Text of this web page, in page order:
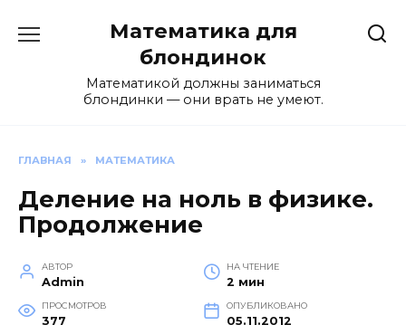
Математика для
блондинок
Математикой должны заниматься
блондинки — они врать не умеют.
ГЛАВНАЯ » МАТЕМАТИКА
Деление на ноль в физике.
Продолжение
АВТОР
Admin
НА ЧТЕНИЕ
2 мин
ПРОСМОТРОВ
377
ОПУБЛИКОВАНО
05.11.2012